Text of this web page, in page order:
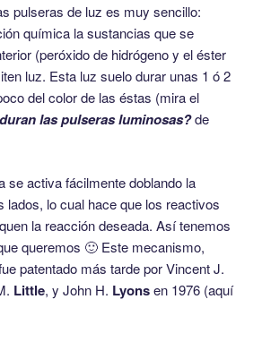
pulseras de luz es muy sencillo:
química la sustancias que se
(peróxido de hidrógeno y el éster
luz. Esta luz suelo durar unas 1 ó 2
del color de las éstas (mira el
las pulseras luminosas?de
se activa fácilmente doblando la
lados, lo cual hace que los reactivos
la reacción deseada. Así tenemos
queremos 🙂 Este mecanismo,
patentado más tarde por Vincent J.
Little, y John H. Lyonsen 1976 (aquí